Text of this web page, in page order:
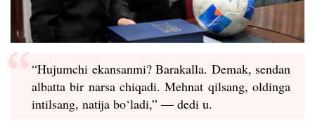
“Hujumchi ekansanmi? Barakalla. Demak, sendan
albatta bir narsa chiqadi. Mehnat qilsang, oldinga
intilsang, natija bo‘ladi,” — dedi u.